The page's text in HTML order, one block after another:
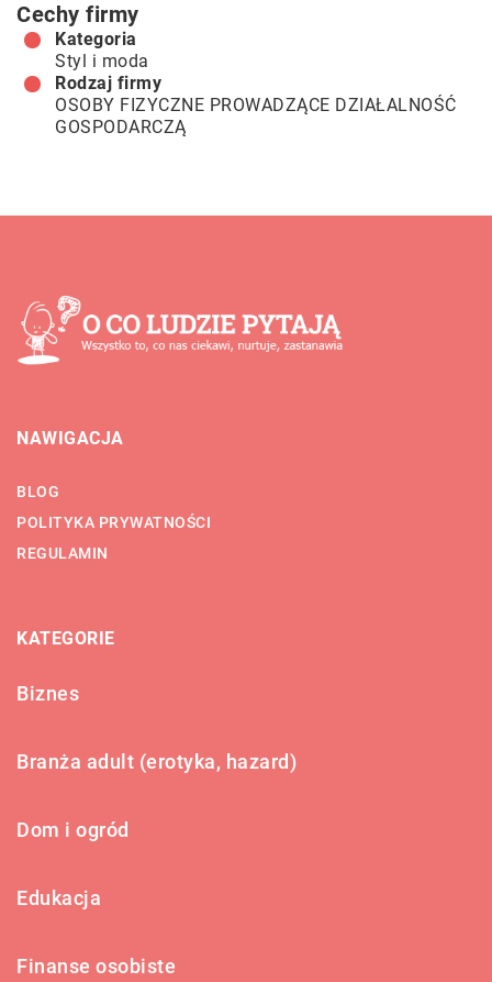
Cechy firmy
Kategoria
Styl i moda
Rodzaj firmy
OSOBY FIZYCZNE PROWADZĄCE DZIAŁALNOŚĆ
GOSPODARCZĄ
NAWIGACJA
BLOG
POLITYKA PRYWATNOŚCI
REGULAMIN
KATEGORIE
Biznes
Branża adult (erotyka, hazard)
Dom i ogród
Edukacja
Finanse osobiste